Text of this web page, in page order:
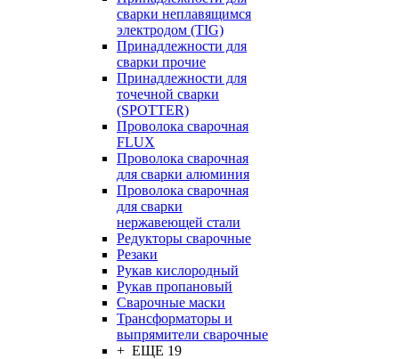
сварки неплавящимся
электродом (TIG)
Принадлежности для
сварки прочие
Принадлежности для
точечной сварки
(SPOTTER)
Проволока сварочная
FLUX
Проволока сварочная
для сварки алюминия
Проволока сварочная
для сварки
нержавеющей стали
Редукторы сварочные
Резаки
Рукав кислородный
Рукав пропановый
Сварочные маски
Трансформаторы и
выпрямители сварочные
+ ЕЩЕ 19